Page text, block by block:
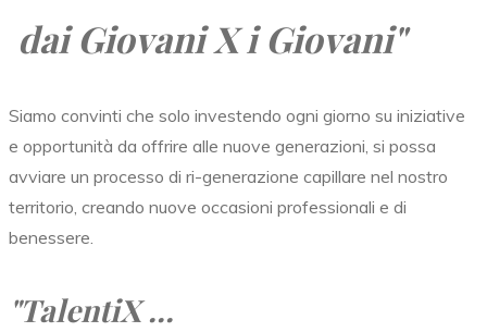
dai Giovani X i Giovani"
Siamo convinti che solo investendo ogni giorno su iniziative
e opportunità da offrire alle nuove generazioni, si possa
avviare un processo di ri-generazione capillare nel nostro
territorio, creando nuove occasioni professionali e di
benessere.
"TalentiX ...